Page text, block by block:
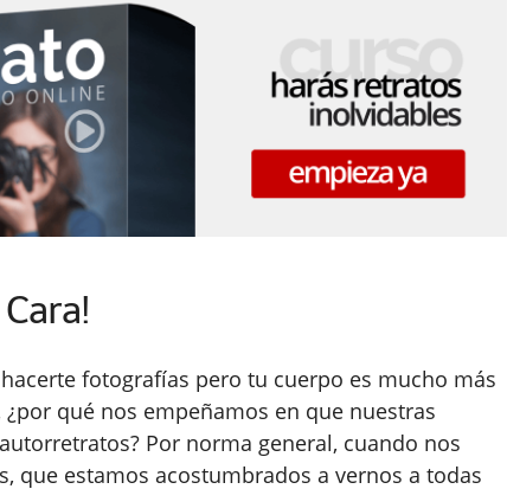
fotografías pero tu cuerpo es mucho más
qué nos empeñamos en que nuestras
Por norma general, cuando nos
que estamos acostumbrados a vernos a todas